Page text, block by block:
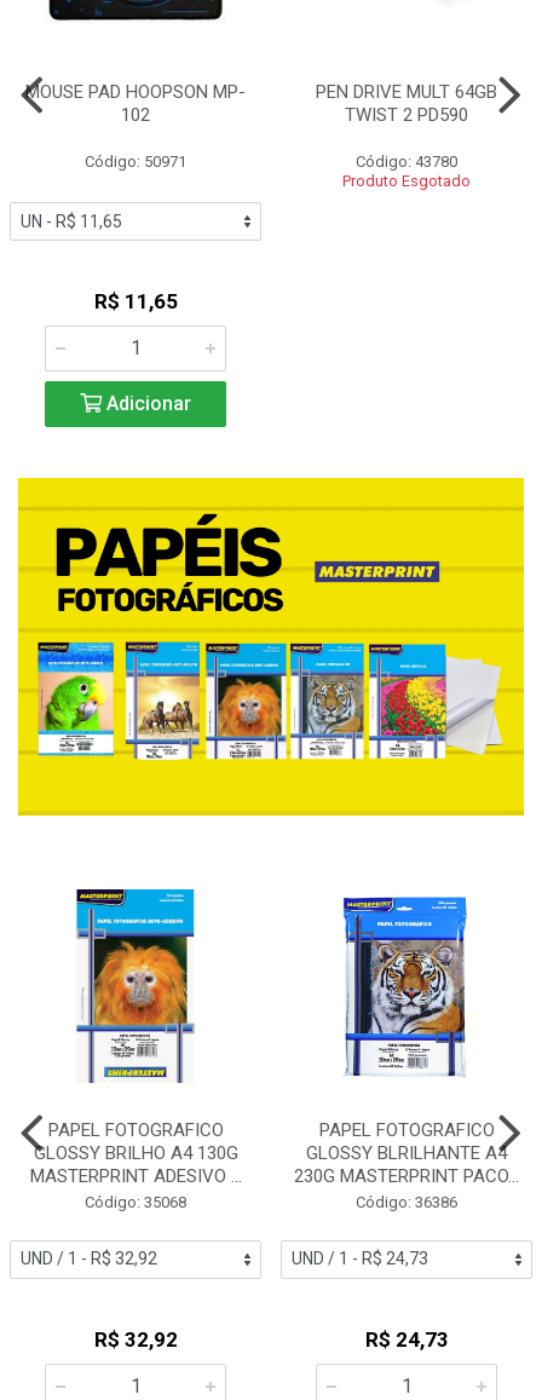
MOUSE PAD HOOPSON MP-
102
Código: 50971
R$ 11,65
Adicionar
PEN DRIVE MULT 64GB
TWIST 2 PD590
Código: 43780
Produto Esgotado
PAPEL FOTOGRAFICO
GLOSSY BRILHO A4 130G
MASTERPRINT ADESIVO ...
Código: 35068
R$ 32,92
PAPEL FOTOGRAFICO
GLOSSY BLRILHANTE A4
230G MASTERPRINT PACO...
Código: 36386
R$ 24,73